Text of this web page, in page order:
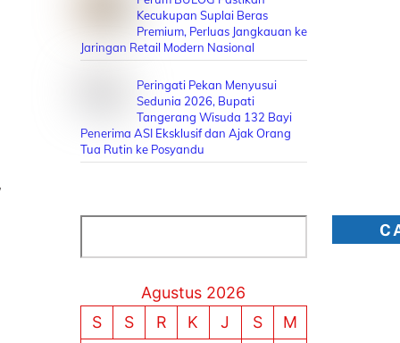
Kecukupan Suplai Beras
Premium, Perluas Jangkauan ke
Jaringan Retail Modern Nasional
Peringati Pekan Menyusui
Sedunia 2026, Bupati
Tangerang Wisuda 132 Bayi
Penerima ASI Eksklusif dan Ajak Orang
Tua Rutin ke Posyandu
Agustus 2026
S
S R K J S M